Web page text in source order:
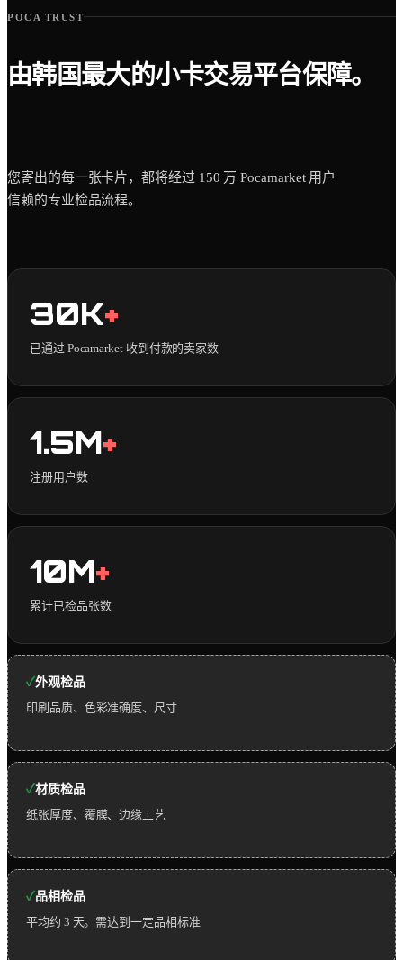
POCA TRUST
由韩国最大的小卡交易平台保障。
您寄出的每一张卡片，都将经过 150 万 Pocamarket 用户
信赖的专业检品流程。
30K+
已通过 Pocamarket 收到付款的卖家数
1.5M+
注册用户数
10M+
累计已检品张数
外观检品
印刷品质、色彩准确度、尺寸
材质检品
纸张厚度、覆膜、边缘工艺
品相检品
平均约 3 天。需达到一定品相标准